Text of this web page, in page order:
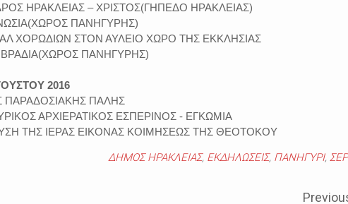
ΗΡΑΚΛΕΙΑΣ – ΧΡΙΣΤΟΣ(ΓΗΠΕΔΟ ΗΡΑΚΛΕΙΑΣ)
ΠΑΝΗΓΥΡΗΣ)
ΧΟΡΩΔΙΩΝ ΣΤΟΝ ΑΥΛΕΙΟ ΧΩΡΟ ΤΗΣ ΕΚΚΛΗΣΙΑΣ
ΒΡΑΔΙΑ(ΧΩΡΟΣ ΠΑΝΗΓΥΡΗΣ)
2016
ΠΑΡΑΔΟΣΙΑΚΗΣ ΠΑΛΗΣ
ΑΡΧΙΕΡΑΤΙΚΟΣ ΕΣΠΕΡΙΝΟΣ - ΕΓΚΩΜΙΑ
ΤΗΣ ΙΕΡΑΣ ΕΙΚΟΝΑΣ ΚΟΙΜΗΣΕΩΣ ΤΗΣ ΘΕΟΤΟΚΟΥ
ΔΗΜΟΣ ΗΡΑΚΛΕΙΑΣ, ΕΚΔΗΛΩΣΕΙΣ, ΠΑΝΗΓΥΡΙ,